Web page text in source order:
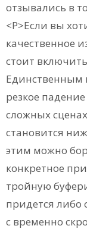
отзывались в
<P>Если вы
качественное
стоит
Единственным
резкое
сложных
становится
этим можно
конкретное
тройную
придется либо
с временно